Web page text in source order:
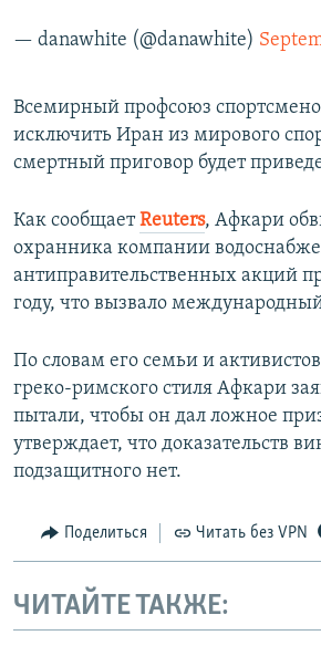
— danawhite (@danawhite)
Всемирный профсоюз
исключить Иран из мирового
смертный приговор будет
Как сообщаетReuters, Афкари
охранника компании
антиправительственных акций
году, что вызвало
По словам его семьи и
греко-римского стиля Афкари
пытали, чтобы он дал ложное
утверждает, что доказательств
подзащитного нет.
Поделиться Читать без VPN
ЧИТАЙТЕ ТАКЖЕ: